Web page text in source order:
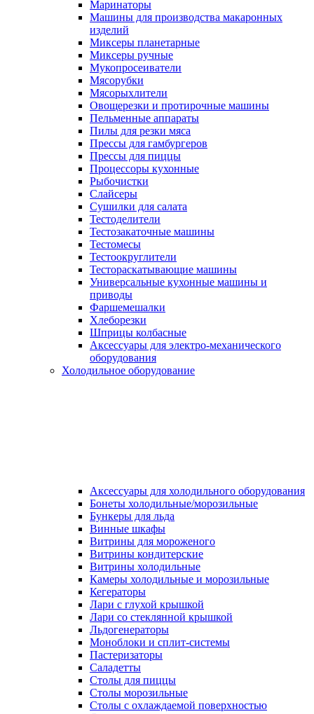
Маринаторы
Машины для производства макаронных
изделий
Миксеры планетарные
Миксеры ручные
Мукопросеиватели
Мясорубки
Мясорыхлители
Овощерезки и протирочные машины
Пельменные аппараты
Пилы для резки мяса
Прессы для гамбургеров
Прессы для пиццы
Процессоры кухонные
Рыбочистки
Слайсеры
Сушилки для салата
Тестоделители
Тестозакаточные машины
Тестомесы
Тестоокруглители
Тестораскатывающие машины
Универсальные кухонные машины и
приводы
Фаршемешалки
Хлеборезки
Шприцы колбасные
Аксессуары для электро-механического
оборудования
Холодильное оборудование
Аксессуары для холодильного оборудования
Бонеты холодильные/морозильные
Бункеры для льда
Винные шкафы
Витрины для мороженого
Витрины кондитерские
Витрины холодильные
Камеры холодильные и морозильные
Кегераторы
Лари с глухой крышкой
Лари со стеклянной крышкой
Льдогенераторы
Моноблоки и сплит-системы
Пастеризаторы
Саладетты
Столы для пиццы
Столы морозильные
Столы с охлаждаемой поверхностью